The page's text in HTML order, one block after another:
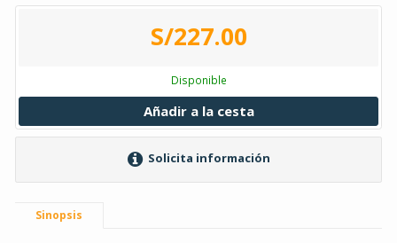
S/227.00
Disponible
Añadir a la cesta
Solicita información
Sinopsis